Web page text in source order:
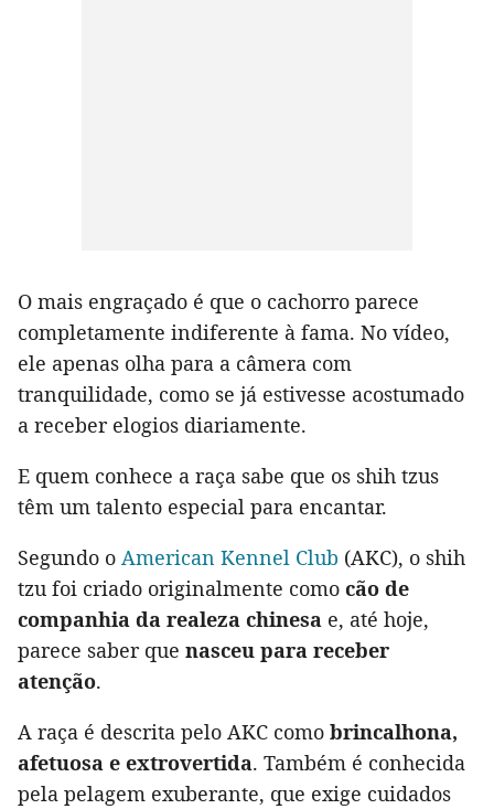
O mais engraçado é que o cachorro parece
completamente indiferente à fama. No vídeo,
ele apenas olha para a câmera com
tranquilidade, como se já estivesse acostumado
a receber elogios diariamente.
E quem conhece a raça sabe que os shih tzus
têm um talento especial para encantar.
Segundo o American Kennel Club (AKC), o shih
tzu foi criado originalmente como cão de
companhia da realeza chinesa e, até hoje,
parece saber que nasceu para receber
atenção.
A raça é descrita pelo AKC como brincalhona,
afetuosa e extrovertida. Também é conhecida
pela pelagem exuberante, que exige cuidados